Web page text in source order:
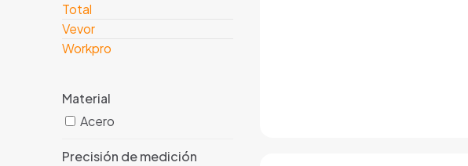
Total
Vevor
Workpro
Material
Acero
Precisión de medición